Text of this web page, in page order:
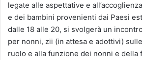
legate alle aspettative e
e dei bambini provenienti dai Paesi
dalle 18 alle 20, si svolgerà un
per nonni, zii (in attesa e adottivi)
ruolo e alla funzione dei nonni e della